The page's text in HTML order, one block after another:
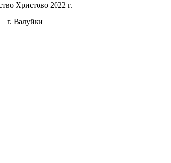
Христово 2022 г.
г. Валуйки